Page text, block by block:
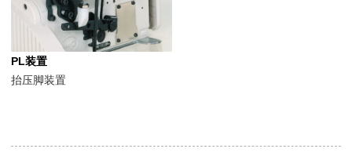
PL装置
抬压脚装置